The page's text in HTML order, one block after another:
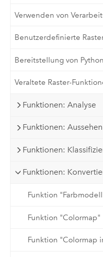
Verwenden von
Benutzerdefinierte
Bereitstellung von
Veraltete Raster-
Funktionen: Analyse
Funktionen: Aussehen
Funktionen:
Funktionen:
Funktion
Funktion "Colormap"
Funktion "Colormap